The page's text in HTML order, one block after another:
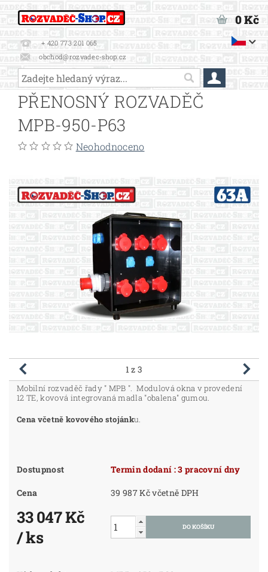
+ 420 773 201 065
obchod@rozvadec-shop.cz
0 Kč
PŘENOSNÝ ROZVADĚČ
MPB-950-P63
Neohodnoceno
1z 3
Mobilní rozvaděč řady " MPB ". Modulová okna v provedení
12 TE, kovová integrovaná madla "obalena" gumou.
Cena včetně kovového stojánku.
Dostupnost Termin dodaní : 3 pracovní dny
Cena 39 987 Kč včetně DPH
33 047 Kč
/ ks